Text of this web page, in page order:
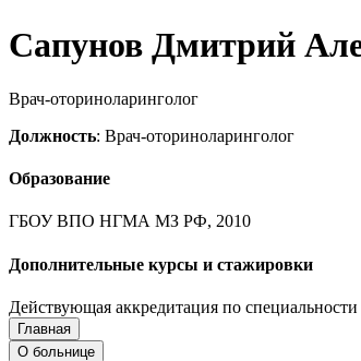
Сапунов Дмитрий
Врач-оториноларинголог
Должность: Врач-оториноларинголог
Образование
ГБОУ ВПО НГМА МЗ РФ, 2010
Дополнительные курсы и стажировки
Действующая аккредитация по специальности
Запись на приём
Запись подтверждена
Главная
О больнице